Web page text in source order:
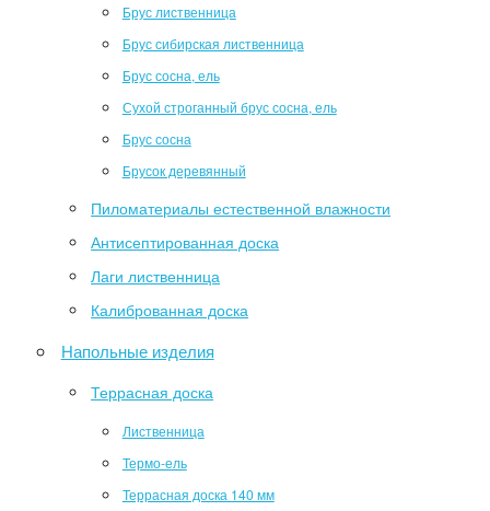
Брус лиственница
Брус сибирская лиственница
Брус сосна, ель
Сухой строганный брус сосна, ель
Брус сосна
Брусок деревянный
Пиломатериалы естественной влажности
Антисептированная доска
Лаги лиственница
Калиброванная доска
Напольные изделия
Террасная доска
Лиственница
Термо-ель
Террасная доска 140 мм